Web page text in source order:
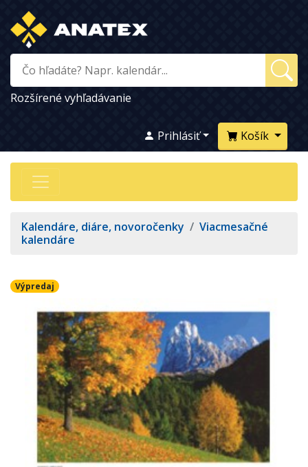
Rozšírené vyhľadávanie
Košík
Prihlásiť
Kalendáre, diáre, novoročenky / Viacmesačné
kalendáre
Výpredaj